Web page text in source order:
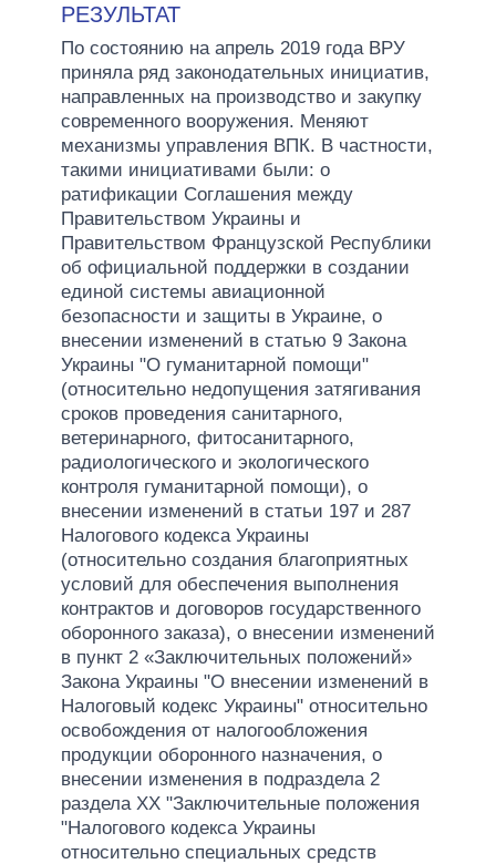
РЕЗУЛЬТАТ
По состоянию на апрель 2019 года ВРУ
приняла ряд законодательных инициатив,
направленных на производство и закупку
современного вооружения. Меняют
механизмы управления ВПК. В частности,
такими инициативами были: о
ратификации Соглашения между
Правительством Украины и
Правительством Французской Республики
об официальной поддержки в создании
единой системы авиационной
безопасности и защиты в Украине, о
внесении изменений в статью 9 Закона
Украины "О гуманитарной помощи"
(относительно недопущения затягивания
сроков проведения санитарного,
ветеринарного, фитосанитарного,
радиологического и экологического
контроля гуманитарной помощи), о
внесении изменений в статьи 197 и 287
Налогового кодекса Украины
(относительно создания благоприятных
условий для обеспечения выполнения
контрактов и договоров государственного
оборонного заказа), о внесении изменений
в пункт 2 «Заключительных положений»
Закона Украины "О внесении изменений в
Налоговый кодекс Украины" относительно
освобождения от налогообложения
продукции оборонного назначения, о
внесении изменения в подраздела 2
раздела ХХ "Заключительные положения
"Налогового кодекса Украины
относительно специальных средств